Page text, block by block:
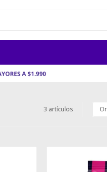
3 artículos